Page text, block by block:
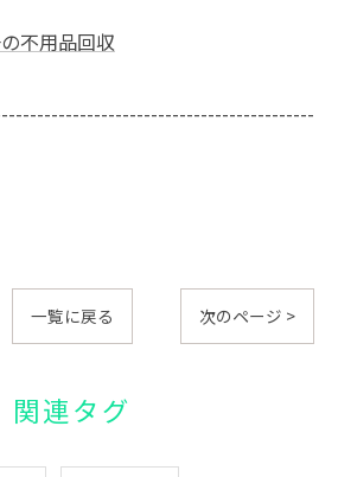
不用品回収
一覧に戻る 次のページ >
関連タグ